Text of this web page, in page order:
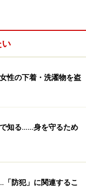
の？」
い
性の下着・洗濯物を盗
知る……身を守るため
防犯」に関連するこ